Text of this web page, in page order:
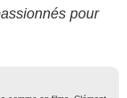
pour